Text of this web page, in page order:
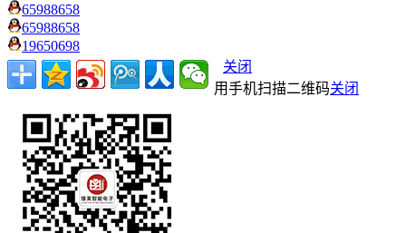
65988658
65988658
19650698
关闭
用手机扫描二维码关闭